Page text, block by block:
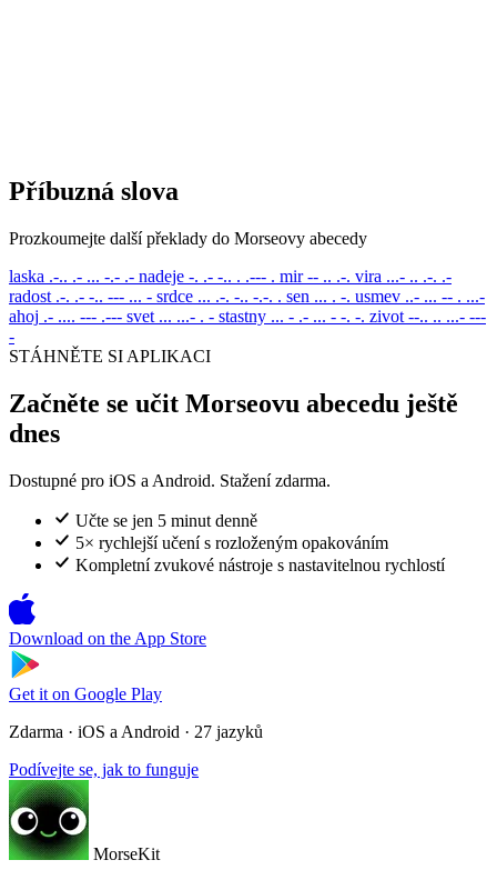
Příbuzná slova
Prozkoumejte další překlady do Morseovy abecedy
laska .-.. .- ... -.- .- nadeje -. .- -.. . .--- . mir -- .. .-. vira ...- .. .-. .-
radost .-. .- -.. --- ... - srdce ... .-. -.. -.-. . sen ... . -. usmev ..- ... -- . ...-
ahoj .- .... --- .--- svet ... ...- . - stastny ... - .- ... - -. -. zivot --.. .. ...- ---
-
STÁHNĚTE SI APLIKACI
Začněte se učit Morseovu abecedu ještě
dnes
Dostupné pro iOS a Android. Stažení zdarma.
Učte se jen 5 minut denně
5× rychlejší učení s rozloženým opakováním
Kompletní zvukové nástroje s nastavitelnou rychlostí
Download on the App Store
Get it on Google Play
Zdarma · iOS a Android · 27 jazyků
Podívejte se, jak to funguje
MorseKit